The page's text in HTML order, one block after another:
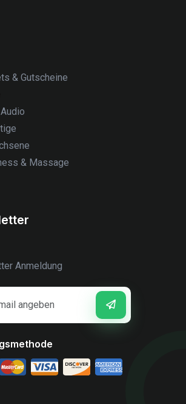
& Gutscheine
& Massage
Anmeldung